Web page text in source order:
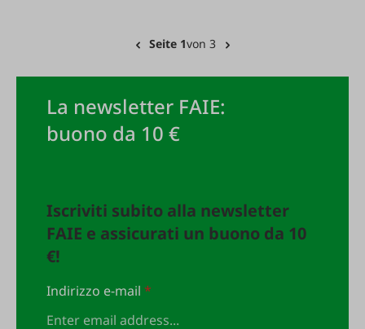
Seite 1von 3
La newsletter FAIE:
buono da 10 €
Iscriviti subito alla newsletter
FAIE e assicurati un buono da 10
€!
Indirizzo e-mail*